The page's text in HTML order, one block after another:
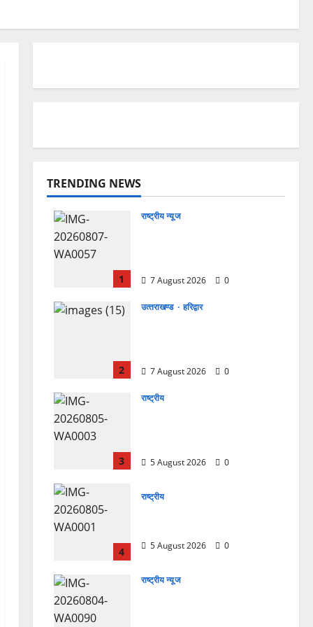
TRENDING NEWS
1
राष्ट्रीय न्यूज
7 August 2026 0
2
उत्‍तराखण्‍ड हरिद्वार
7 August 2026 0
3
राष्ट्रीय
5 August 2026 0
4
राष्ट्रीय
5 August 2026 0
राष्ट्रीय न्यूज